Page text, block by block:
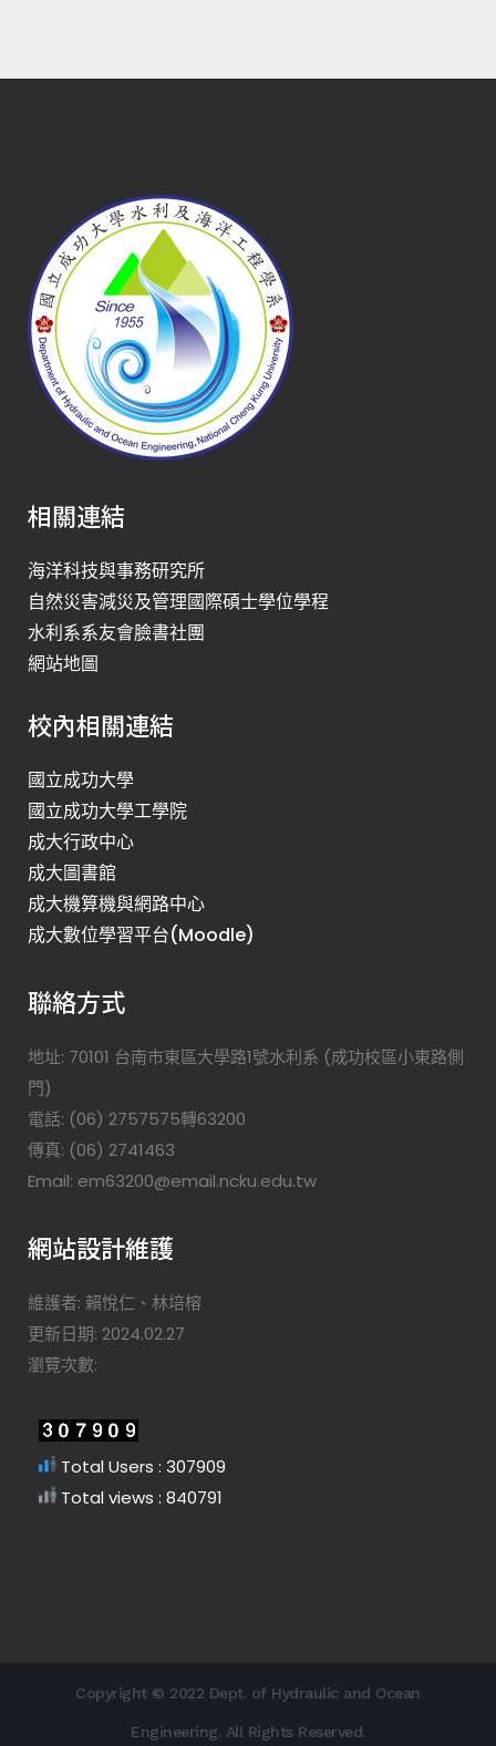
相關連結
海洋科技與事務研究所
自然災害減災及管理國際碩士學位學程
水利系系友會臉書社團
網站地圖
校內相關連結
國立成功大學
國立成功大學工學院
成大行政中心
成大圖書館
成大機算機與網路中心
成大數位學習平台(Moodle)
聯絡方式
地址: 70101 台南市東區大學路1號水利系 (成功校區小東路側
門)
電話: (06) 2757575轉63200
傳真: (06) 2741463
Email: em63200@email.ncku.edu.tw
網站設計維護
維護者: 賴悅仁、林培榕
更新日期: 2024.02.27
瀏覽次數:
Total Users : 307909
Total views : 840791
Copyright © 2022 Dept. of Hydraulic and Ocean
Engineering. All Rights Reserved.